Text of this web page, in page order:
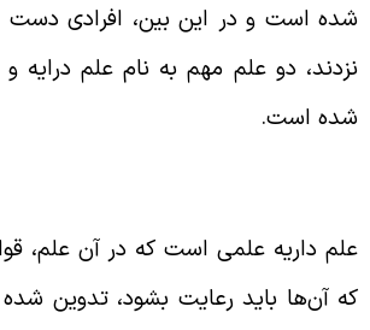
است و در این بین، افرادی دست
دو علم مهم به نام علم درایه و
است.
داریه علمی است که در آن علم،
آن‌ها باید رعایت بشود، تدوین شده